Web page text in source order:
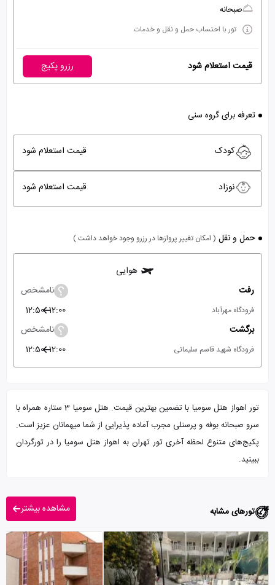
صبحانه
تور با احتساب حمل و نقل و خدمات
قیمت استعلام شود رزرو پکیج
تعرفه برای گروه سنی
کودک قیمت استعلام شود
نوزاد قیمت استعلام شود
حمل و نقل ( امکان تغییر پروازها در رزرو وجود خواهد داشت )
هوایی
رفت
نامشخص
فرودگاه مهرآباد 12:00
12:50
برگشت
نامشخص
فرودگاه شهید قاسم سلیمانی 12:00
12:50
تور اهواز هتل سومیا با تضمین بهترین قیمت. هتل سومیا 3 ستاره همراه با
سرو صبحانه بوفه و پرسنلی مجرب آماده پذیرایی از شما میهمانان عزیز است.
پکیج‌های متنوع لحظه آخری تور تهران به اهواز هتل سومیا را در تورگردان
ببینید.
تورهای مشابه مشاهده بیشتر